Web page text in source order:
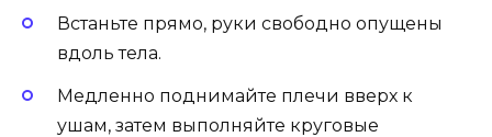
Встаньте прямо, руки свободно опущены
вдоль тела.
Медленно поднимайте плечи вверх к
ушам, затем выполняйте круговые